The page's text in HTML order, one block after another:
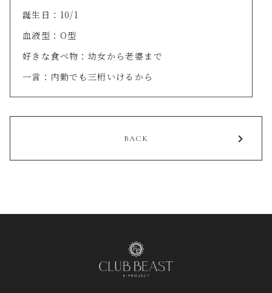
誕生日： 10/1
血液型： O型
好きな食べ物： 幼女から老婆まで
一言：内勤でも三桁いけるから
BACK